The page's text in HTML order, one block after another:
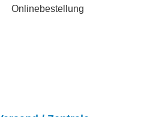
Onlinebestellung